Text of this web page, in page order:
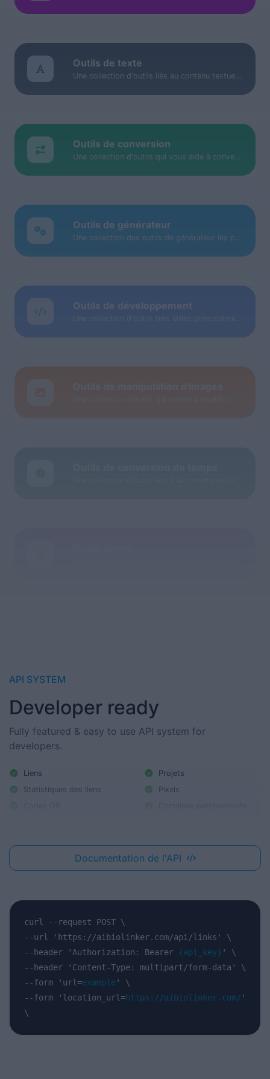
Outils de texte
Une collection d'outils liés au contenu textuel pour vous aider à créer, modifier et améliorer le contenu de type texte.
Outils de conversion
Une collection d'outils qui vous aide à convertir facilement des données.
Outils de générateur
Une collection des outils de générateur les plus utiles avec lesquels vous pouvez générer des données.
Outils de développement
API SYSTEM
Developer ready
Fully featured & easy to use API system for
developers.
Liens
Statistiques des liens
Projets
Pixels
Documentation de l'API
curl --request POST \
--url
'https://aibiolinker.com/api/links'
\
--header
'Authorization: Bearer {api_key} '
\
--header
'Content-Type: multipart/form-data'
\
--form
'url=example'
\
--form
'location_url=https://aibiolinker.com/ '
\